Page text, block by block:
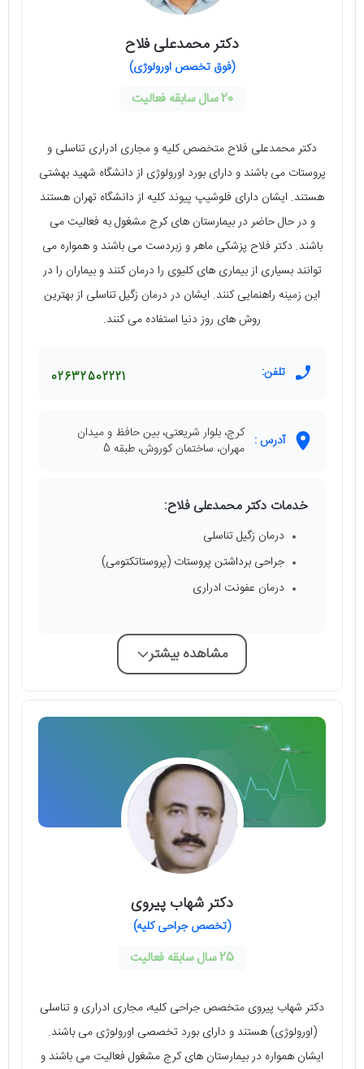
دکتر محمدعلی فلاح
(فوق تخصص اورولوژی)
20 سال سابقه فعالیت
دکتر محمدعلی فلاح متخصص کلیه و مجاری ادراری تناسلی و
پروستات می باشند و دارای بورد اورولوژی از دانشگاه شهید بهشتی
هستند. ایشان دارای فلوشیپ پیوند کلیه از دانشگاه تهران هستند
و در حال حاضر در بیمارستان های کرج مشغول به فعالیت می
باشند. دکتر فلاح پزشکی ماهر و زبردست می باشند و همواره می
توانند بسیاری از بیماری های کلیوی را درمان کنند و بیماران را در
این زمینه راهنمایی کنند. ایشان در درمان زگیل تناسلی از بهترین
روش های روز دنیا استفاده می کنند.
تلفن: 02632502221
آدرس : کرج، بلوار شریعتی، بین حافظ و میدان
مهران، ساختمان کوروش، طبقه 5
خدمات دکتر محمدعلی فلاح:
درمان زگیل تناسلی
جراحی برداشتن پروستات (پروستاتکتومی)
درمان عفونت ادراری
مشاهده بیشتر
دکتر شهاب پیروی
(تخصص جراحی کلیه)
25 سال سابقه فعالیت
دکتر شهاب پیروی متخصص جراحی کلیه، مجاری ادراری و تناسلی
(اورولوژی) هستند و دارای بورد تخصصی اورولوژی می باشند.
ایشان همواره در بیمارستان های کرج مشغول فعالیت می باشند و